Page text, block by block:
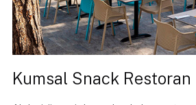
Kumsal Snack Restoran